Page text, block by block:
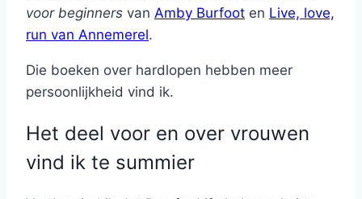
voor beginners van Amby Burfoot en Live, love,
run van Annemerel.
Die boeken over hardlopen hebben meer
persoonlijkheid vind ik.
Het deel voor en over vrouwen
vind ik te summier